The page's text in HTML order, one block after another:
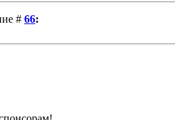
# 66: